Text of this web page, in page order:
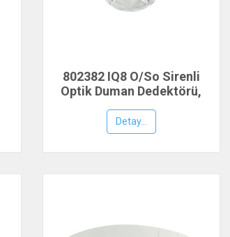
802382 IQ8 O/So Sirenli
Optik Duman Dedektörü,
Detay...